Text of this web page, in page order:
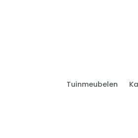
Tuinmeubelen